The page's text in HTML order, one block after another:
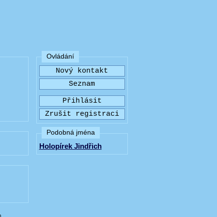
Ovládání
Podobná jména
Holopírek Jindřich